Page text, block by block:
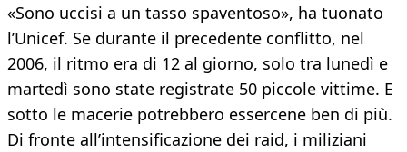
«Sono uccisi a un tasso spaventoso», ha tuonato
l’Unicef. Se durante il precedente conflitto, nel
2006, il ritmo era di 12 al giorno, solo tra lunedì e
martedì sono state registrate 50 piccole vittime. E
sotto le macerie potrebbero essercene ben di più.
Di fronte all’intensificazione dei raid, i miliziani